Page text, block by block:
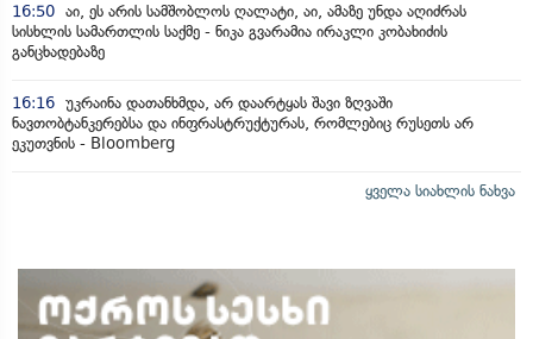
16:50 აი, ეს არის სამშობლოს ღალატი, აი, ამაზე უნდა აღიძრას
სისხლის სამართლის საქმე - ნიკა გვარამია ირაკლი კობახიძის
განცხადებაზე
16:16 უკრაინა დათანხმდა, არ დაარტყას შავი ზღვაში
ნავთობტანკერებსა და ინფრასტრუქტურას, რომლებიც რუსეთს არ
ეკუთვნის - Bloomberg
ყველა სიახლის ნახვა